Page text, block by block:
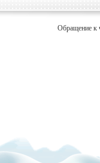
Обращение к